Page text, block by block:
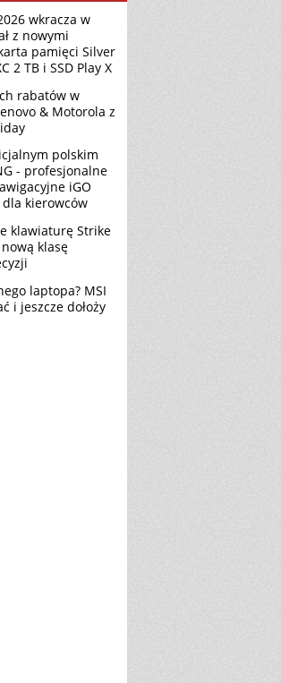
wkracza w
z nowymi
pamięci Silver
2 TB i SSD Play X
rabatów w
& Motorola z
polskim
- profesjonalne
iGO
kierowców
klawiaturę Strike
klasę
laptopa? MSI
i jeszcze dołoży